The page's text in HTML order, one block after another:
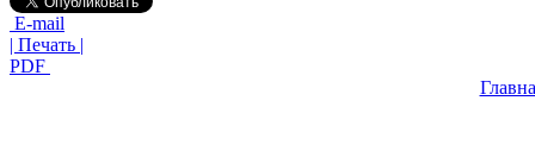
E-mail
| Печать |
PDF